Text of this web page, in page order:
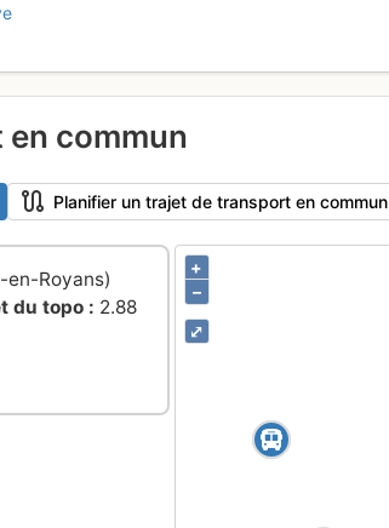
commun
Planifier un trajet de transport en commun
Royans)
du topo : 2.88
⤢
+
–